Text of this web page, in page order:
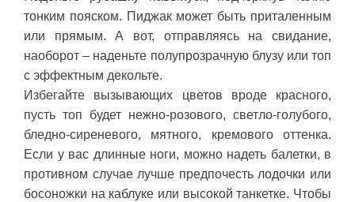
тонким пояском. Пиджак может быть приталенным
или прямым. А вот, отправляясь на свидание,
наоборот – наденьте полупрозрачную блузу или топ
с эффектным декольте.
Избегайте вызывающих цветов вроде красного,
пусть топ будет нежно-розового, светло-голубого,
бледно-сиреневого, мятного, кремового оттенка.
Если у вас длинные ноги, можно надеть балетки, в
противном случае лучше предпочесть лодочки или
босоножки на каблуке или высокой танкетке. Чтобы